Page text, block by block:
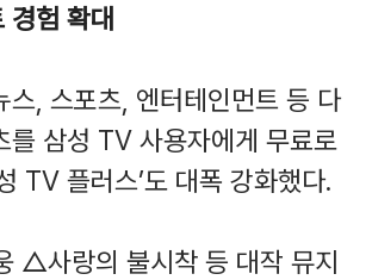
경험 확대
스, 스포츠, 엔터테인먼트 등 다
를 삼성 TV 사용자에게 무료로
TV 플러스’도 대폭 강화했다.
△사랑의 불시착 등 대작 뮤지